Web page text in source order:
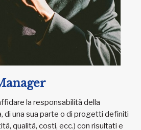
la responsabilità della
di una sua parte o di progetti definiti
qualità, costi, ecc.) con risultati e